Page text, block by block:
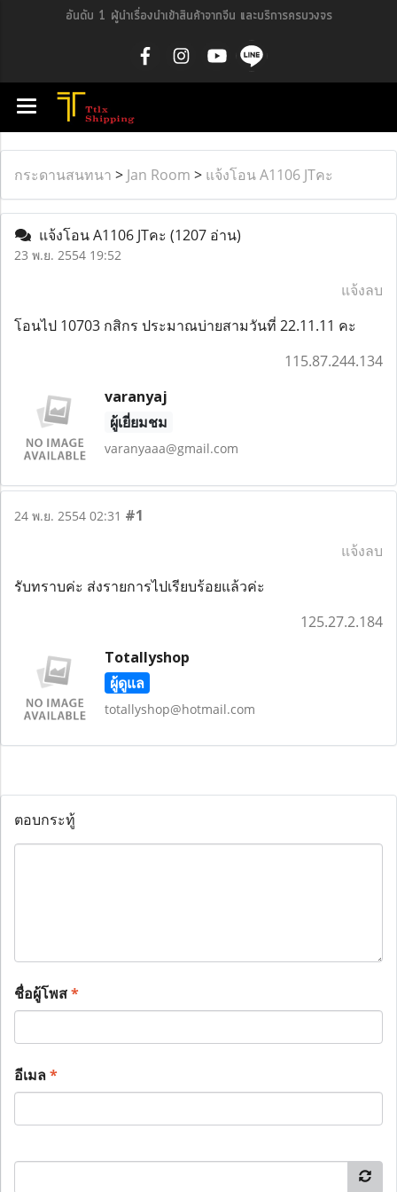
อันดับ 1 ผู้นำเรื่องนำเข้าสินค้าจากจีน และบริการครบวงจร
กระดานสนทนา > Jan Room > แจ้งโอน A1106 JTคะ
แจ้งโอน A1106 JTคะ (1207 อ่าน)
23 พ.ย. 2554 19:52
แจ้งลบ
โอนไป 10703 กสิกร ประมาณบ่ายสามวันที่ 22.11.11 คะ
115.87.244.134
varanyaj
ผู้เยี่ยมชม
varanyaaa@gmail.com
24 พ.ย. 2554 02:31 #1
แจ้งลบ
รับทราบค่ะ ส่งรายการไปเรียบร้อยแล้วค่ะ
125.27.2.184
Totallyshop
ผู้ดูแล
totallyshop@hotmail.com
ตอบกระทู้
ชื่อผู้โพส*
อีเมล*